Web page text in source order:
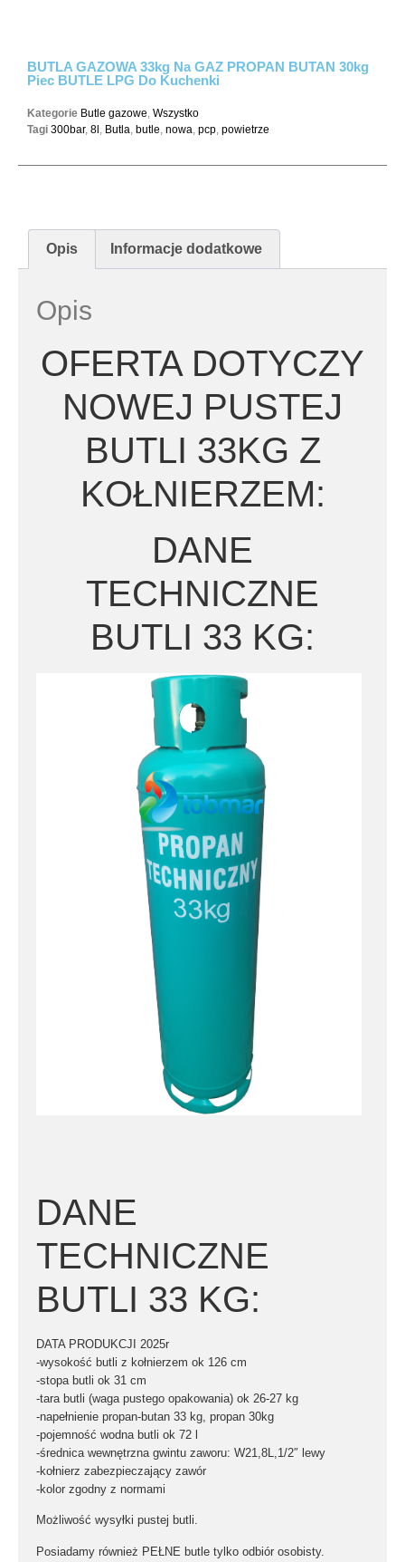
BUTLA GAZOWA 33kg Na GAZ PROPAN BUTAN 30kg
Piec BUTLE LPG Do Kuchenki
Kategorie Butle gazowe, Wszystko
Tagi 300bar, 8l , Butla, butle, nowa, pcp, powietrze
Opis Informacje dodatkowe
Opis
OFERTA DOTYCZY
NOWEJ PUSTEJ
BUTLI 33KG Z
KOŁNIERZEM:
DANE
TECHNICZNE
BUTLI 33 KG:
DANE
TECHNICZNE
BUTLI 33 KG:
DATA PRODUKCJI 2025r
-wysokość butli z kołnierzem ok 126 cm
-stopa butli ok 31 cm
-tara butli (waga pustego opakowania) ok 26-27 kg
-napełnienie propan-butan 33 kg, propan 30kg
-pojemność wodna butli ok 72 l
-średnica wewnętrzna gwintu zaworu: W21,8L,1/2″ lewy
-kołnierz zabezpieczający zawór
-kolor zgodny z normami
Możliwość wysyłki pustej butli.
Posiadamy również PEŁNE butle tylko odbiór osobisty.